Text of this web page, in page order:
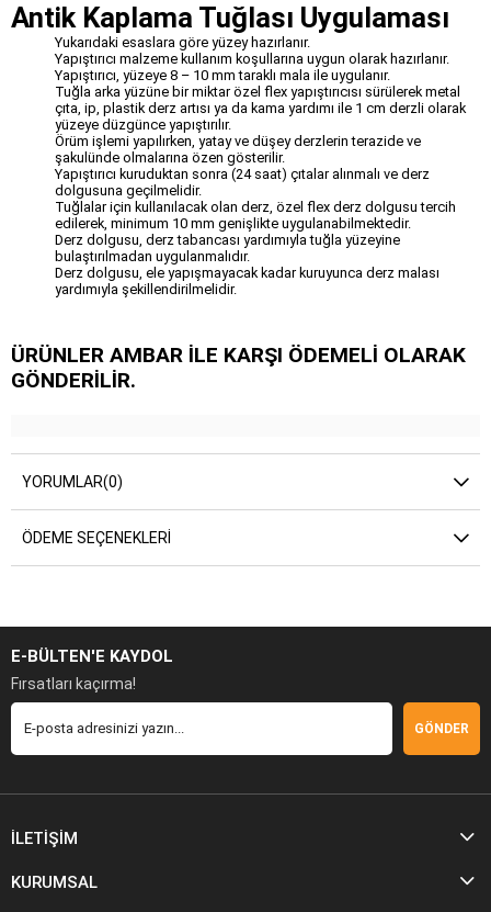
Antik Kaplama Tuğlası Uygulaması
Yukarıdaki esaslara göre yüzey hazırlanır.
Yapıştırıcı malzeme kullanım koşullarına uygun olarak hazırlanır.
Yapıştırıcı, yüzeye 8 – 10 mm taraklı mala ile uygulanır.
Tuğla arka yüzüne bir miktar özel flex yapıştırıcısı sürülerek metal
çıta, ip, plastik derz artısı ya da kama yardımı ile 1 cm derzli olarak
yüzeye düzgünce yapıştırılır.
Örüm işlemi yapılırken, yatay ve düşey derzlerin terazide ve
şakulünde olmalarına özen gösterilir.
Yapıştırıcı kuruduktan sonra (24 saat) çıtalar alınmalı ve derz
dolgusuna geçilmelidir.
Tuğlalar için kullanılacak olan derz, özel flex derz dolgusu tercih
edilerek, minimum 10 mm genişlikte uygulanabilmektedir.
Derz dolgusu, derz tabancası yardımıyla tuğla yüzeyine
bulaştırılmadan uygulanmalıdır.
Derz dolgusu, ele yapışmayacak kadar kuruyunca derz malası
yardımıyla şekillendirilmelidir.
ÜRÜNLER AMBAR İLE KARŞI ÖDEMELİ OLARAK
GÖNDERİLİR.
YORUMLAR(0)
ÖDEME SEÇENEKLERI
E-BÜLTEN'E KAYDOL
Fırsatları kaçırma!
GÖNDER
İLETİŞİM
KURUMSAL